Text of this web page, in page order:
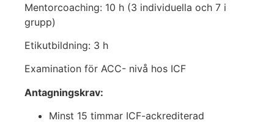
Mentorcoaching: 10 h (3 individuella och 7 i
grupp)
Etikutbildning: 3 h
Examination för ACC- nivå hos ICF
Antagningskrav:
Minst 15 timmar ICF-ackrediterad